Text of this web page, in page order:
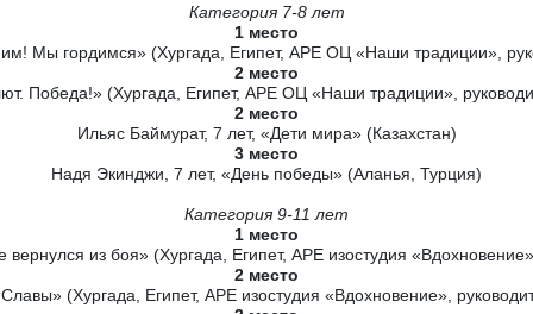
Категория 7-8 лет
1 место
Мы гордимся» (Хургада, Египет, АРЕ ОЦ «Наши традиции»,
2 место
Победа!» (Хургада, Египет, АРЕ ОЦ «Наши традиции»,
2 место
Ильяс Баймурат, 7 лет, «Дети мира» (Казахстан)
3 место
Надя Экинджи, 7 лет, «День победы» (Аланья, Турция)
Категория 9-11 лет
1 место
из боя» (Хургада, Египет, АРЕ изостудия
2 место
(Хургада, Египет, АРЕ изостудия «Вдохновение»,